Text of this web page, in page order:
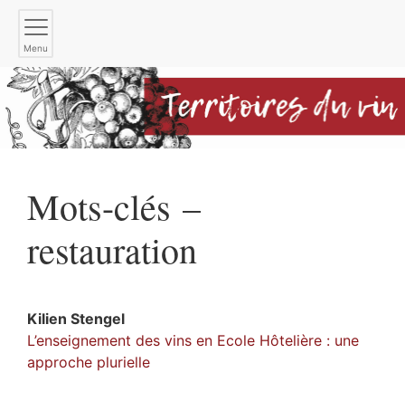
Menu
Mots-clés –
restauration
Kilien Stengel
L’enseignement des vins en Ecole Hôtelière : une
approche plurielle